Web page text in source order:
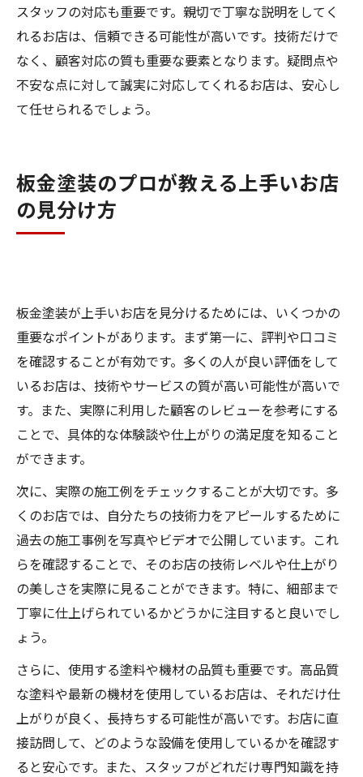
スタッフの対応も重要です。親切で丁寧な説明をしてく
れるお店は、信頼できる可能性が高いです。技術だけで
なく、顧客対応の質も重要な要素となります。疑問点や
不安な点に対して誠実に対応してくれるお店は、安心し
て任せられるでしょう。
板金塗装のプロが教える上手いお店
の見分け方
板金塗装が上手いお店を見分けるためには、いくつかの
重要なポイントがあります。まず第一に、評判や口コミ
を確認することが有効です。多くの人が良い評価をして
いるお店は、技術やサービスの質が高い可能性が高いで
す。また、実際に利用した顧客のレビューを参考にする
ことで、具体的な体験談や仕上がりの満足度を知ること
ができます。
次に、実際の施工例をチェックすることが大切です。多
くのお店では、自分たちの技術力をアピールするために
過去の施工事例を写真やビデオで公開しています。これ
らを確認することで、そのお店の技術レベルや仕上がり
の美しさを実際に見ることができます。特に、細部まで
丁寧に仕上げられているかどうかに注目すると良いでし
ょう。
さらに、使用する塗料や機材の品質も重要です。高品質
な塗料や最新の機材を使用しているお店は、それだけ仕
上がりが良く、長持ちする可能性が高いです。お店に直
接訪問して、どのような設備を使用しているかを確認す
ると安心です。また、スタッフがどれだけ専門知識を持